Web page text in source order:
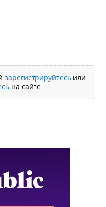
зарегистрируйтесь или
на сайте